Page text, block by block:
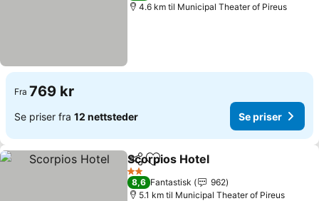
4.6 km til Municipal Theater of Pireus
Fra 769 kr
Se priser fra 12 nettsteder Se priser
Del Legg til i favoritter
Scorpios Hotel
2 Stjerner
8,6 Fantastisk
962
5.1 km til Municipal Theater of Pireus